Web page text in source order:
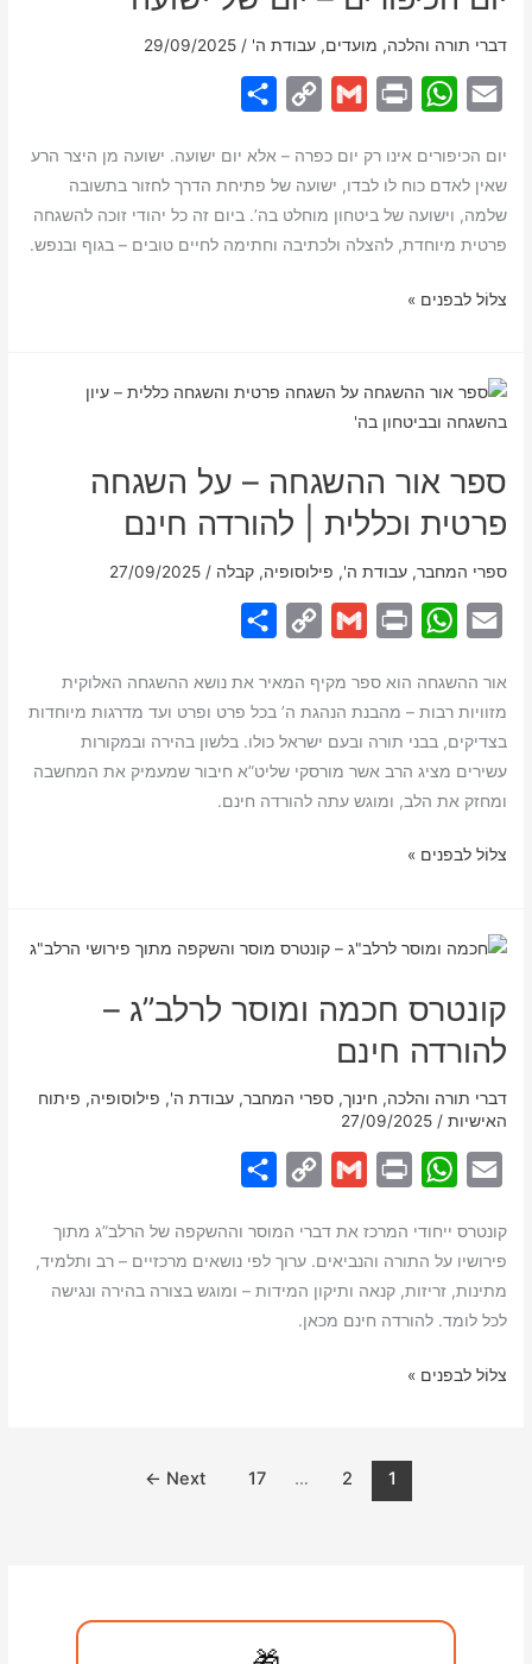
שמחת
ישראל
דברי תורה והלכה, מועדים,עבודת ה' /
29/09/2025
a
l
W
a
s
p
i
t
G
a
l
p
L
a
e
יום הכיפורים אינו רק יום כפרה – אלא יום ישועה. ישועה מן היצר הרע
שאין לאדם כוח לו לבדו, ישועה של פתיחת הדרך לחזור בתשובה
שלמה, וישועה של ביטחון מוחלט בה’. ביום זה כל יהודי זוכה להשגחה
פרטית מיוחדת, להצלה ולכתיבה וחתימה לחיים טובים – בגוף ובנפש.
יום
יום
של
צלוֹל לבפנים »
ספר אור ההשגחה – על השגחה
פרטית וכללית | להורדה חינם
ספרי המחבר,עבודת ה', פילוסופיה,קבלה /
27/09/2025
a
l
W
a
s
A
i
t
G
a
l
p
L
i
a
e
אור ההשגחה הוא ספר מקיף המאיר את נושא ההשגחה האלוקית
מזוויות רבות – מהבנת הנהגת ה’ בכל פרט ופרט ועד מדרגות מיוחדות
בצדיקים, בבני תורה ובעם ישראל כולו. בלשון בהירה ובמקורות
עשירים מציג הרב אשר מורסקי שליט”א חיבור שמעמיק את המחשבה
ומחזק את הלב, ומוגש עתה להורדה חינם.
ספר
–
השגחה
פרטית
וכללית
|
להורדה
חינם
צלוֹל לבפנים »
קונטרס חכמה ומוסר לרלב”ג –
להורדה חינם
דברי תורה והלכה, חינוך,ספרי המחבר,עבודת ה', פילוסופיה, פיתוח
האישיות /
27/09/2025
a
l
W
s
p
i
t
G
a
l
p
y
a
קונטרס ייחודי המרכז את דברי המוסר וההשקפה של הרלב”ג מתוך
פירושיו על התורה והנביאים. ערוך לפי נושאים מרכזיים – רב ותלמיד,
מתינות, זריזות, קנאה ותיקון המידות – ומוגש בצורה בהירה ונגישה
לכל לומד. להורדה חינם מכאן.
קונטרס
צלוֹל לבפנים »
1
2
…
17
Next
←